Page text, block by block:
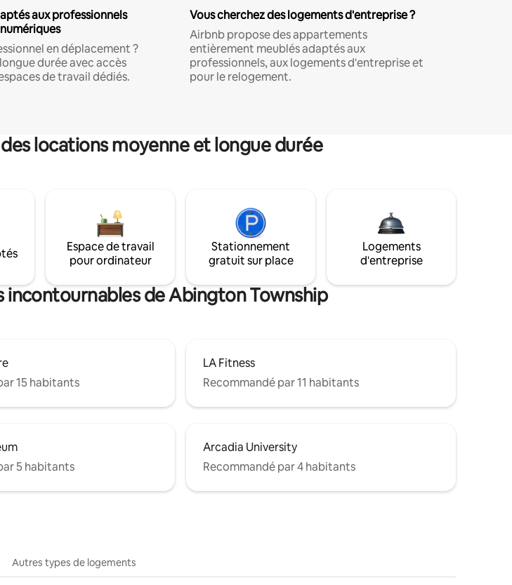
aux professionnels
en déplacement ?
durée avec accès
de travail dédiés.
Vous cherchez des logements d'entreprise ?
Airbnb propose des appartements
entièrement meublés adaptés aux
professionnels, aux logements d'entreprise et
pour le relogement.
locations moyenne et longue durée
Espace de travail
pour ordinateur
Stationnement
gratuit sur place
Logements
d'entreprise
incontournables de Abington Township
15 habitants
LA Fitness
Recommandé par 11 habitants
5 habitants
Arcadia University
Recommandé par 4 habitants
Autres types de logements